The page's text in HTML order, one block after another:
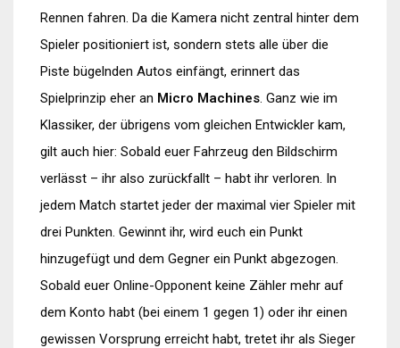
Rennen fahren. Da die Kamera nicht zentral hinter dem
Spieler positioniert ist, sondern stets alle über die
Piste bügelnden Autos einfängt, erinnert das
Spielprinzip eher an Micro Machines. Ganz wie im
Klassiker, der übrigens vom gleichen Entwickler kam,
gilt auch hier: Sobald euer Fahrzeug den Bildschirm
verlässt – ihr also zurückfallt – habt ihr verloren. In
jedem Match startet jeder der maximal vier Spieler mit
drei Punkten. Gewinnt ihr, wird euch ein Punkt
hinzugefügt und dem Gegner ein Punkt abgezogen.
Sobald euer Online-Opponent keine Zähler mehr auf
dem Konto habt (bei einem 1 gegen 1) oder ihr einen
gewissen Vorsprung erreicht habt, tretet ihr als Sieger